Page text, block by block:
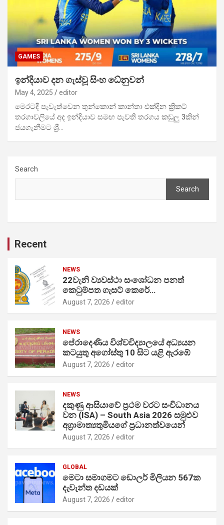
GAMES
ඉන්දියාව දන ගැස්වූ සිංහ ධේනුවන්
May 4, 2025 editor
මෙරටදී පැවැත්වෙන තුන්කොන් කාන්තා එක්දින ක්‍රිකට්
තරගාවලියේ අද ඉන්දියාව සමඟ පැවති තරගය කඩුලු 3කින්
ජයගැනීමට ශ්‍රී…
Search
Search
Recent
NEWS
22වැනි ව්‍යවස්ථා සංශෝධන පනත්
කෙටුම්පත ගැසට් කෙරේ…
August 7, 2026 editor
NEWS
පේරාදෙණිය විශ්වවිද්‍යාලයේ අධ්‍යයන
කටයුතු අගෝස්තු 10 සිට යළි ඇරඹේ
August 7, 2026 editor
NEWS
දකුණු ආසියාවේ ප්‍රථම වරට සංවිධානය
වන (ISA) – South Asia 2026 සමුළුව
අග්‍රාමාත්‍යතුමියගේ ප්‍රධානත්වයෙන්
August 7, 2026 editor
GLOBAL
මෙටා සමාගමට ඩොලර් මිලියන 567ක
දැවැන්ත දඩයක්
August 7, 2026 editor